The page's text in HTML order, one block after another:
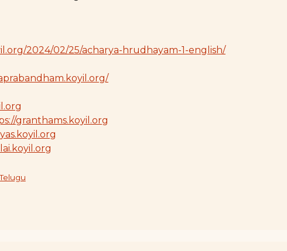
2024/02/25/acharya-hrudhayam-1-english/
granthams.koyil.org